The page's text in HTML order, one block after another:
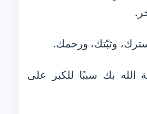
وثبّتك، ورحمك.
الله بك سببًا للكبر على